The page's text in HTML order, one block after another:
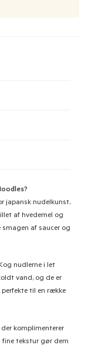
japansk nudelkunst,
af hvedemel og
af saucer og
nudlerne i let
vand, og de er
til en række
komplimenterer
fine tekstur gør dem